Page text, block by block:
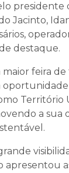
presidente
Jacinto,
destaque.
feira
Território
a sua
apresentou